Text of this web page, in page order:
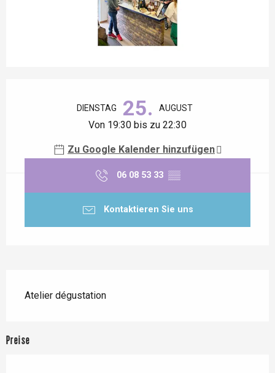
DIENSTAG 25. AUGUST
Von 19:30 bis zu 22:30
Zu Google Kalender hinzufügen
06 08 53 33 ▒▒
Kontaktieren Sie uns
Atelier dégustation
Preise